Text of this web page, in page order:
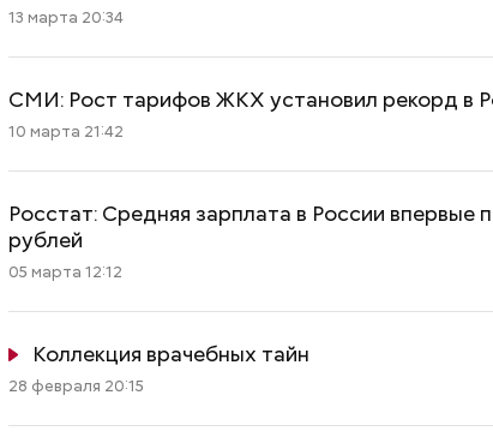
13 марта 20:34
СМИ: Рост тарифов ЖКХ установил рекорд в
10 марта 21:42
Росстат: Средняя зарплата в России впервые
рублей
05 марта 12:12
Коллекция врачебных тайн
28 февраля 20:15
Как поменять батареи дома и